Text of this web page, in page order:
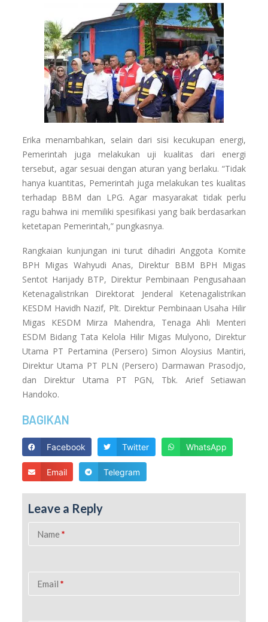
Erika menambahkan, selain dari sisi kecukupan energi,
Pemerintah juga melakukan uji kualitas dari energi
tersebut, agar sesuai dengan aturan yang berlaku. “Tidak
hanya kuantitas, Pemerintah juga melakukan tes kualitas
terhadap BBM dan LPG. Agar masyarakat tidak perlu
ragu bahwa ini memiliki spesifikasi yang baik berdasarkan
ketetapan Pemerintah,” pungkasnya.
Rangkaian kunjungan ini turut dihadiri Anggota Komite
BPH Migas Wahyudi Anas, Direktur BBM BPH Migas
Sentot Harijady BTP, Direktur Pembinaan Pengusahaan
Ketenagalistrikan Direktorat Jenderal Ketenagalistrikan
KESDM Havidh Nazif, Plt. Direktur Pembinaan Usaha Hilir
Migas KESDM Mirza Mahendra, Tenaga Ahli Menteri
ESDM Bidang Tata Kelola Hilir Migas Mulyono, Direktur
Utama PT Pertamina (Persero) Simon Aloysius Mantiri,
Direktur Utama PT PLN (Persero) Darmawan Prasodjo,
dan Direktur Utama PT PGN, Tbk. Arief Setiawan
Handoko.
BAGIKAN
Facebook Twitter WhatsApp
Email Telegram
Leave a Reply
Name *
Email *